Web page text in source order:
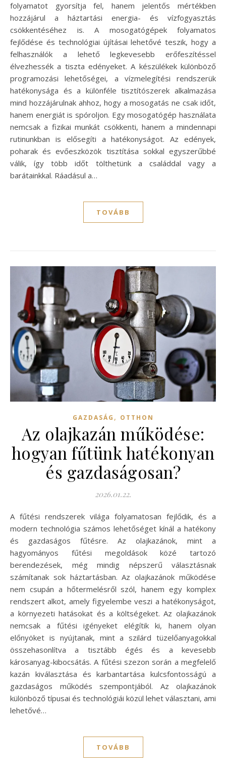
folyamatot gyorsítja fel, hanem jelentős mértékben
hozzájárul a háztartási energia- és vízfogyasztás
csökkentéséhez is. A mosogatógépek folyamatos
fejlődése és technológiai újításai lehetővé teszik, hogy a
felhasználók a lehető legkevesebb erőfeszítéssel
élvezhessék a tiszta edényeket. A készülékek különböző
programozási lehetőségei, a vízmelegítési rendszerük
hatékonysága és a különféle tisztítószerek alkalmazása
mind hozzájárulnak ahhoz, hogy a mosogatás ne csak időt,
hanem energiát is spóroljon. Egy mosogatógép használata
nemcsak a fizikai munkát csökkenti, hanem a mindennapi
rutinunkban is elősegíti a hatékonyságot. Az edények,
poharak és evőeszközök tisztítása sokkal egyszerűbbé
válik, így több időt tölthetünk a családdal vagy a
barátainkkal. Ráadásul a…
TOVÁBB
GAZDASÁG , OTTHON
Az olajkazán működése:
hogyan fűtünk hatékonyan
és gazdaságosan?
2026.01.22.
A fűtési rendszerek világa folyamatosan fejlődik, és a
modern technológia számos lehetőséget kínál a hatékony
és gazdaságos fűtésre. Az olajkazánok, mint a
hagyományos fűtési megoldások közé tartozó
berendezések, még mindig népszerű választásnak
számítanak sok háztartásban. Az olajkazánok működése
nem csupán a hőtermelésről szól, hanem egy komplex
rendszert alkot, amely figyelembe veszi a hatékonyságot,
a környezeti hatásokat és a költségeket. Az olajkazánok
nemcsak a fűtési igényeket elégítik ki, hanem olyan
előnyöket is nyújtanak, mint a szilárd tüzelőanyagokkal
összehasonlítva a tisztább égés és a kevesebb
károsanyag-kibocsátás. A fűtési szezon során a megfelelő
kazán kiválasztása és karbantartása kulcsfontosságú a
gazdaságos működés szempontjából. Az olajkazánok
különböző típusai és technológiái közül lehet választani, ami
lehetővé…
TOVÁBB